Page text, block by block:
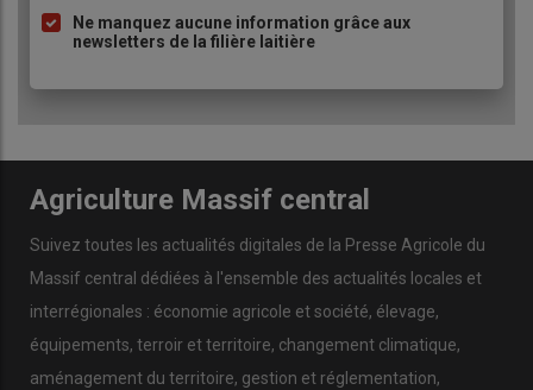
Ne manquez aucune information grâce aux
newsletters de la filière laitière
Agriculture Massif central
Suivez toutes les actualités digitales de la Presse Agricole du
Massif central dédiées à l'ensemble des actualités locales et
interrégionales : économie agricole et société, élevage,
équipements, terroir et territoire, changement climatique,
aménagement du territoire, gestion et réglementation,